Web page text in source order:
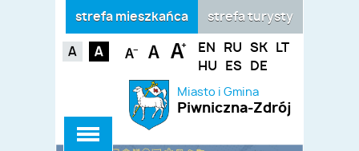
Miasto i Gmina
Piwniczna-Zdrój
EN RU SK
LT
HU
ES DE
strefa turysty
strefa mieszkańca